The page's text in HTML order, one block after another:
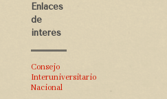
Enlaces
de
interés
Consejo
Interuniversitario
Nacional